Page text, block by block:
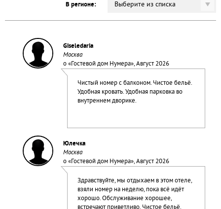
В регионе: Выберите из списка
Giseledaria
Москва
о «Гостевой дом Нумера», Август 2026
Чистый номер с балконом. Чистое бельё.
Удобная кровать. Удобная парковка во
внутреннем дворике.
Юлечка
Москва
о «Гостевой дом Нумера», Август 2026
Здравствуйте, мы отдыхаем в этом отеле,
взяли номер на неделю, пока всё идёт
хорошо. Обслуживание хорошее,